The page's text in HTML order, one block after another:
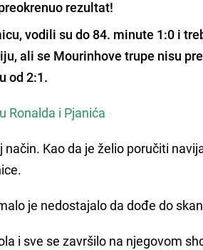
rezultat!
vodili su do 84. minute 1:0 i
ali se Mourinhove trupe nisu
od 2:1.
Ronalda i Pjanića
Kao da je želio poručiti
je nedostajalo da dođe do
i sve se završilo na njegovom